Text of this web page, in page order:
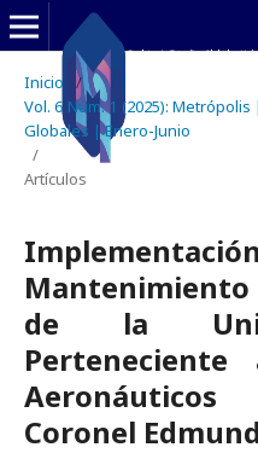
Inicio /
Vol. 6 Núm. 1 (2025):
Globales | Enero-Junio
/
Artículos
de la
Coronel